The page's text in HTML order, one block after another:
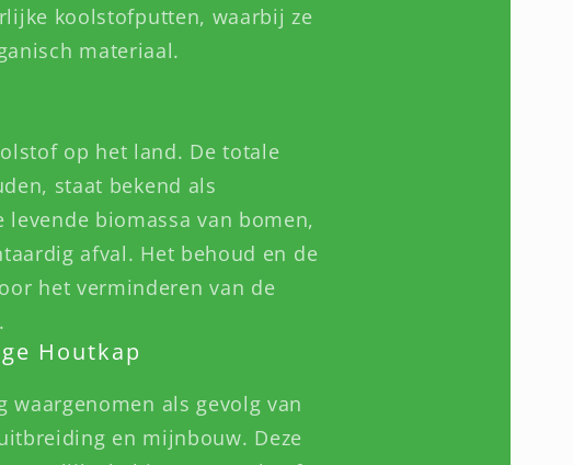
koolstofputten, waarbij ze
materiaal.
op het land. De totale
staat bekend als
biomassa van bomen,
afval. Het behoud en de
het verminderen van de
Houtkap
als gevolg van
en mijnbouw. Deze